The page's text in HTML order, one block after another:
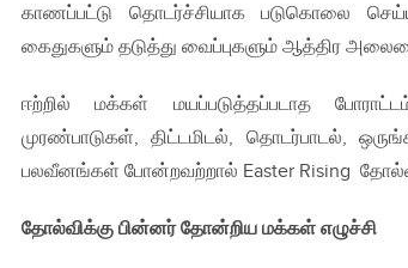
காணப்பட்டு தொடர்ச்சியாக படுகொலை
கைதுகளும் தடுத்து வைப்புகளும் ஆத்திர
ஈற்றில் மக்கள் மயப்படுத்தப்படாத
முரண்பாடுகள், திட்டமிடல், தொடர்பாடல்,
பலவீனங்கள் போன்றவற்றால் Easter Rising
தோல்விக்கு பின்னர் தோன்றிய மக்கள் எழுச்சி